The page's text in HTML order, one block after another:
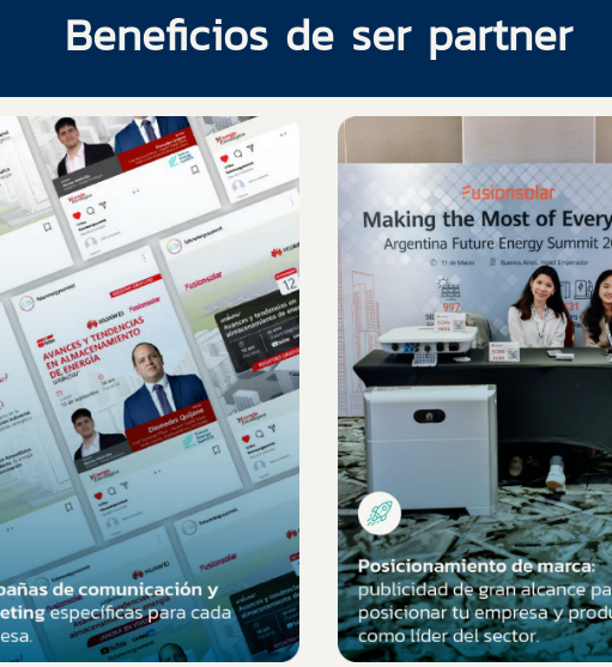
Beneficios de ser partner